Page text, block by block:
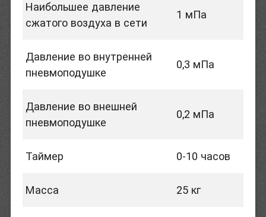
Наибольшее давление
сжатого воздуха в сети
1 мПа
Давление во внутренней
пневмоподушке
0,3 мПа
Давление во внешней
пневмоподушке
0,2 мПа
Таймер 0-10 часов
Масса 25 кг